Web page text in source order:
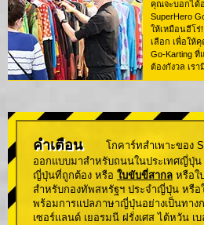
คุณจะบอกได้
SuperHero
ให้เหมือนฮีโ
เลือก เพื่อให้
Go-Karting ที่
ต้องกังวล เร
คำเตือน
โกคาร์ทสำเพาะของ
ออกแบบมาสำหรับถนนในประเทศญี่ปุ่
ญี่ปุ่นที่ถูกต้อง หรือ ใบขับขี่สากล หรือใ
สำหรับกองทัพสหรัฐฯ ประจำญี่ปุ่น หรื
พร้อมการแปลภาษาญี่ปุ่นอย่างเป็นทา
เซอร์แลนด์ เยอรมนี ฝรั่งเศส ไต้หวัน เ